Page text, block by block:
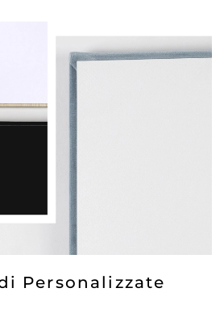
Personalizzate